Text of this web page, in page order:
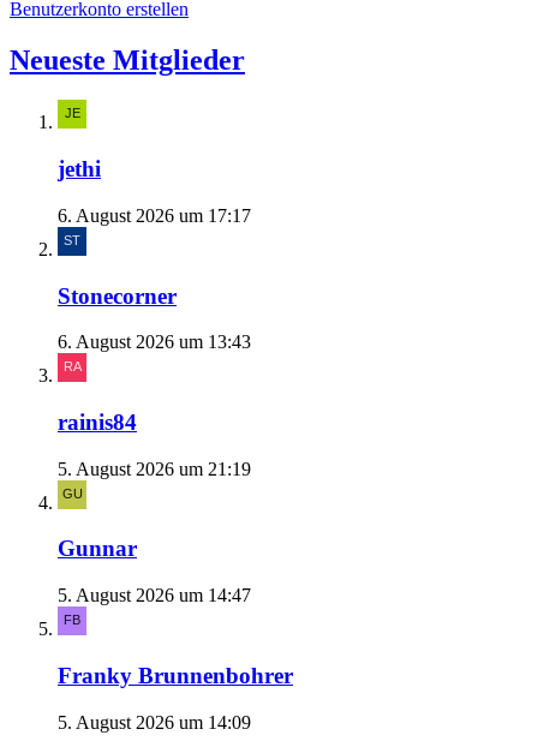
Benutzerkonto erstellen
Neueste Mitglieder
jethi
6. August 2026 um 17:17
Stonecorner
6. August 2026 um 13:43
rainis84
5. August 2026 um 21:19
Gunnar
5. August 2026 um 14:47
Franky Brunnenbohrer
5. August 2026 um 14:09